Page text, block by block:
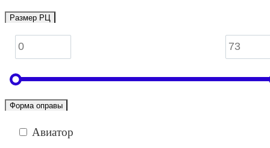
Размер РЦ
Форма оправы
Авиатор